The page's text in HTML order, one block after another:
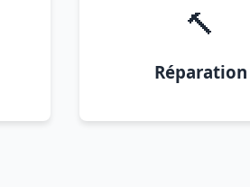
🔨
Réparation